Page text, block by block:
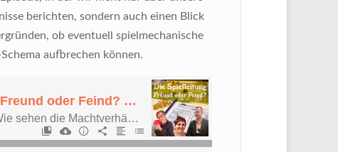
berichten, sondern auch einen Blick
ob eventuell spielmechanische
aufbrechen können.